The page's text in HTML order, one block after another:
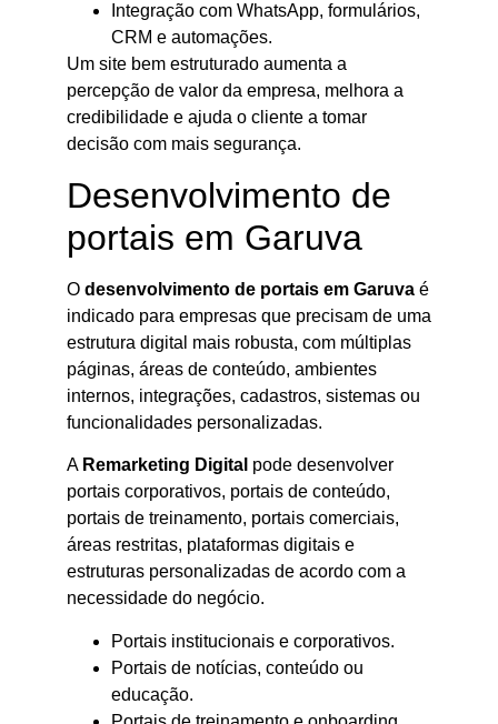
Integração com WhatsApp, formulários,
CRM e automações.
Um site bem estruturado aumenta a
percepção de valor da empresa, melhora a
credibilidade e ajuda o cliente a tomar
decisão com mais segurança.
Desenvolvimento de
portais em Garuva
O desenvolvimento de portais em Garuva é
indicado para empresas que precisam de uma
estrutura digital mais robusta, com múltiplas
páginas, áreas de conteúdo, ambientes
internos, integrações, cadastros, sistemas ou
funcionalidades personalizadas.
A Remarketing Digital pode desenvolver
portais corporativos, portais de conteúdo,
portais de treinamento, portais comerciais,
áreas restritas, plataformas digitais e
estruturas personalizadas de acordo com a
necessidade do negócio.
Portais institucionais e corporativos.
Portais de notícias, conteúdo ou
educação.